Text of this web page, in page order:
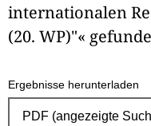
internationalen
(20. WP)"«
Ergebnisse herunterladen